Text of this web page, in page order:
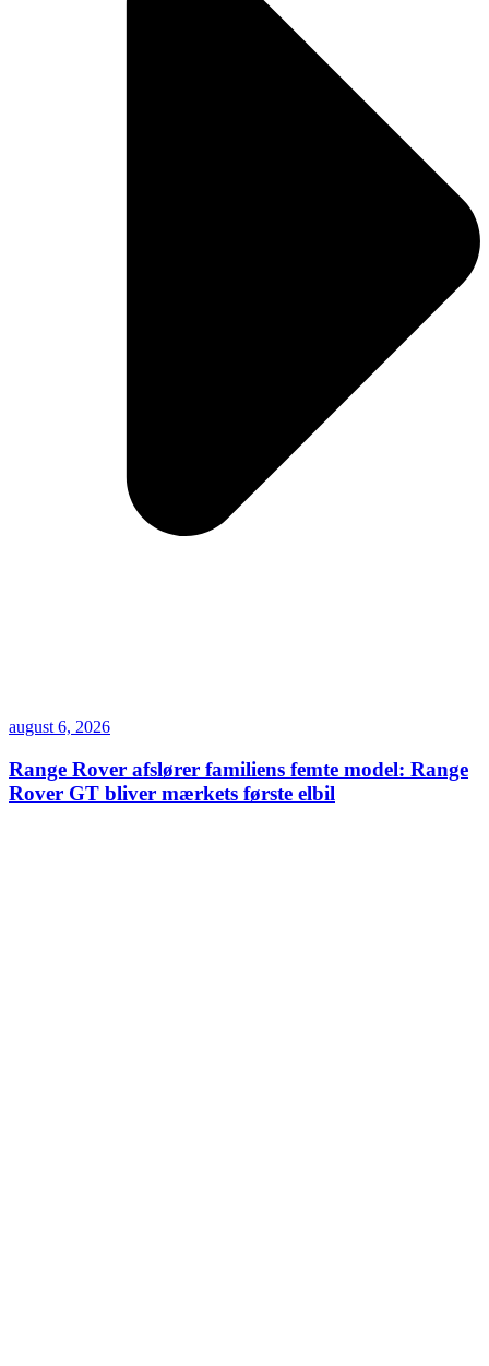
august 6, 2026
Range Rover afslører familiens femte model: Range
Rover GT bliver mærkets første elbil